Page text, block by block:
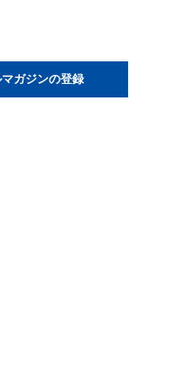
ガジンの登録